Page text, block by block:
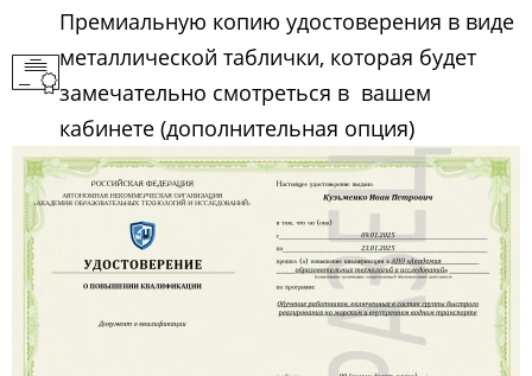
Премиальную копию удостоверения в виде
металлической таблички, которая будет
замечательно смотреться в вашем
кабинете (дополнительная опция)